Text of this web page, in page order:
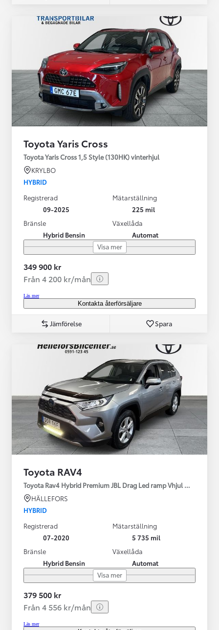
Toyota Yaris Cross
Toyota Yaris Cross 1,5 Style (130HK) vinterhjul
KRYLBO
HYBRID
Registrerad
09-2025
Mätarställning
225 mil
Bränsle
Hybrid Bensin
Växellåda
Automat
Visa mer
349 900 kr
Från 4 200 kr/mån
Läs mer
Kontakta återförsäljare
Jämförelse Spara
Toyota RAV4
Toyota Rav4 Hybrid Premium JBL Drag Led ramp Vhjul motorv
HÄLLEFORS
HYBRID
Registrerad
07-2020
Mätarställning
5 735 mil
Bränsle
Hybrid Bensin
Växellåda
Automat
Visa mer
379 500 kr
Från 4 556 kr/mån
Läs mer